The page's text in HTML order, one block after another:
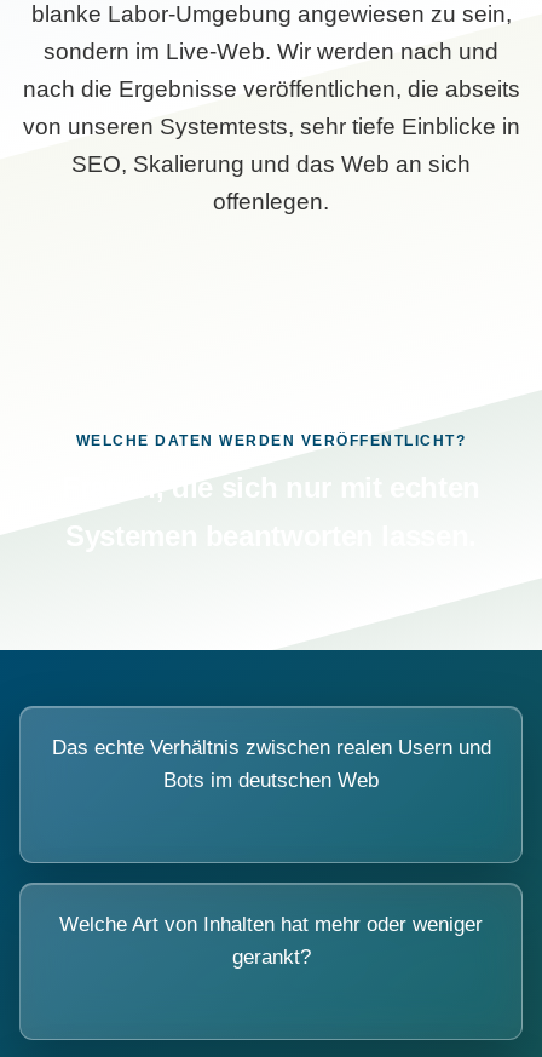
blanke Labor-Umgebung angewiesen zu sein,
sondern im Live-Web. Wir werden nach und
nach die Ergebnisse veröffentlichen, die abseits
von unseren Systemtests, sehr tiefe Einblicke in
SEO, Skalierung und das Web an sich
offenlegen.
WELCHE DATEN WERDEN VERÖFFENTLICHT?
Das echte Verhältnis zwischen realen Usern und
Bots im deutschen Web
Welche Art von Inhalten hat mehr oder weniger
gerankt?